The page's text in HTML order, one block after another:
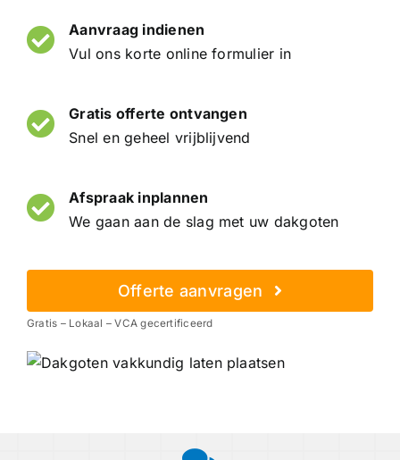
Aanvraag indienen
Vul ons korte online formulier in
Gratis offerte ontvangen
Snel en geheel vrijblijvend
Afspraak inplannen
We gaan aan de slag met uw dakgoten
Offerte aanvragen
Gratis – Lokaal – VCA gecertificeerd